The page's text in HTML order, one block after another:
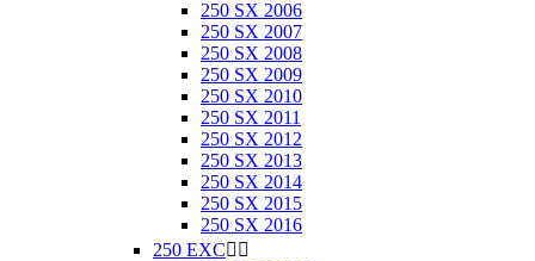
250 SX 2006
250 SX 2007
250 SX 2008
250 SX 2009
250 SX 2010
250 SX 2011
250 SX 2012
250 SX 2013
250 SX 2014
250 SX 2015
250 SX 2016
250 EXC 